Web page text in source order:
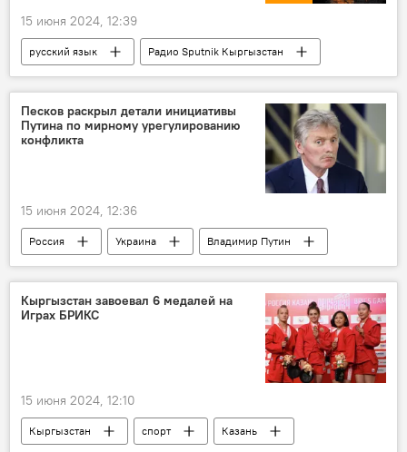
15 июня 2024, 12:39
русский язык
Радио Sputnik Кыргызстан
термин
правила
название
Песков раскрыл детали инициативы
Путина по мирному урегулированию
конфликта
15 июня 2024, 12:36
Россия Украина
Владимир Путин
предложение
урегулирование
Спецоперация России по защите Донбасса
Кыргызстан завоевал 6 медалей на
Играх БРИКС
15 июня 2024, 12:10
Кыргызстан спорт
Казань